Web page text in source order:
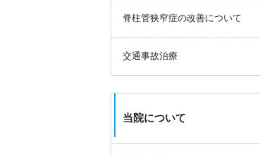
脊柱管狭窄症の改善について
交通事故治療
当院について